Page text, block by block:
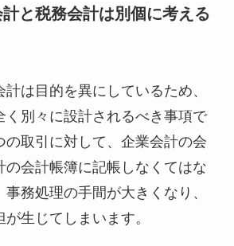
と税務会計は別個に考える
は目的を異にしているため、
く別々に設計されるべき事項で
の取引に対して、企業会計の会
の会計帳簿に記帳しなくてはな
務処理の手間が大きくなり、
生じてしまいます。